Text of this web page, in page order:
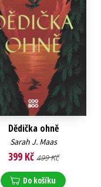
Dědička ohně
Sarah J. Maas
399 Kč 499 Kč
Do košíku